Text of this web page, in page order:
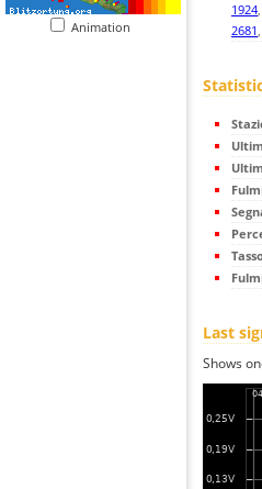
Animation
1924,
2681,
Last
Shows